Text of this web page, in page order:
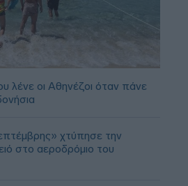
λένε οι Αθηνέζοι όταν πάνε
χτύπησε την
στο αεροδρόμιο του